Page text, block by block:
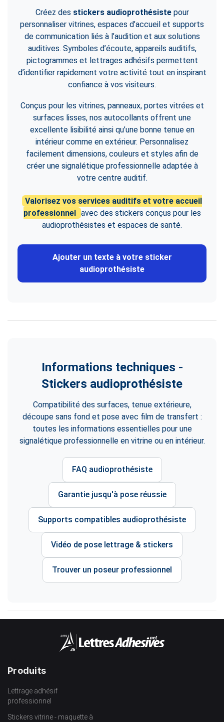
Créez des stickers audioprothésistepour
personnaliser vitrines, espaces d’accueil et supports
de communication liés à l’audition et aux solutions
auditives. Symboles d’écoute, appareils auditifs,
pictogrammes et lettrages adhésifs permettent
d’identifier rapidement votre activité tout en inspirant
confiance à vos visiteurs.
Conçus pour les vitrines, panneaux, portes vitrées et
surfaces lisses, nos autocollants offrent une
excellente lisibilité ainsi qu’une bonne tenue en
intérieur comme en extérieur. Personnalisez
facilement dimensions, couleurs et styles afin de
créer une signalétique professionnelle adaptée à
votre centre auditif.
Valorisez vos services auditifs et votre accueil
professionnel avec des stickers conçus pour les
audioprothésistes et espaces de santé.
Ajouter un texte à votre sticker
audioprothésiste
Informations techniques -
Stickers audioprothésiste
Compatibilité des surfaces, tenue extérieure,
découpe sans fond et pose avec film de transfert :
toutes les informations essentielles pour une
signalétique professionnelle en vitrine ou en intérieur.
FAQ audioprothésiste
Garantie jusqu'à pose réussie
Supports compatibles audioprothésiste
Vidéo de pose lettrage & stickers
Trouver un poseur professionnel
Produits
Lettrage adhésif
professionnel
Stickers vitrine - maquette à